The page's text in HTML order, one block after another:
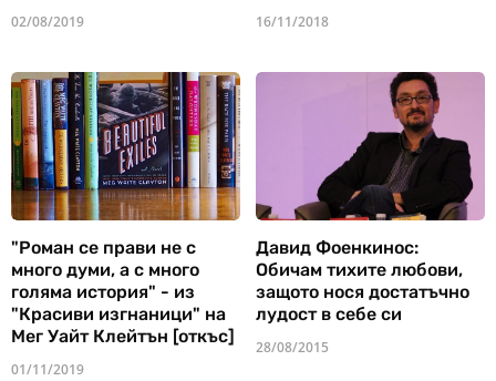
02/08/2019 16/11/2018
"Роман се прави не с
много думи, а с много
голяма история" - из
"Красиви изгнаници" на
Мег Уайт Клейтън [откъс]
01/11/2019
Давид Фоенкинос:
Обичам тихите любови,
защото нося достатъчно
лудост в себе си
28/08/2015